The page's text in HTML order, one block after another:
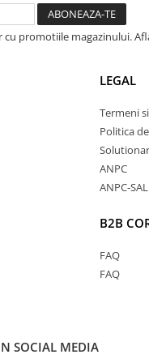
calitate, confort și
pe piele
– Datorită
agresive, fibrele
la atingere și
– Bumbacul organic este
ce îi păstrează structura
material au o durată de
chiar și după
– Fibrele naturale
sporit în orice sezon. În
reglează mai bine
cu promotiile magazinului.
LEGAL
Termeni
Politica
ANPC
ANPC-SAL
B2B
FAQ
FAQ
SOCIAL MEDIA